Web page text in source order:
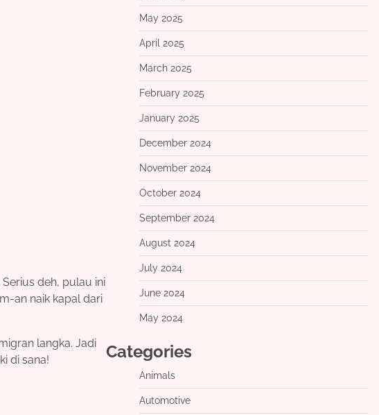
deh, pulau ini
an naik kapal dari
langka. Jadi
di sana!
May 2025
April 2025
March 2025
February 2025
January 2025
December 2024
November 2024
October 2024
September 2024
August 2024
July 2024
June 2024
May 2024
Categories
Animals
Automotive